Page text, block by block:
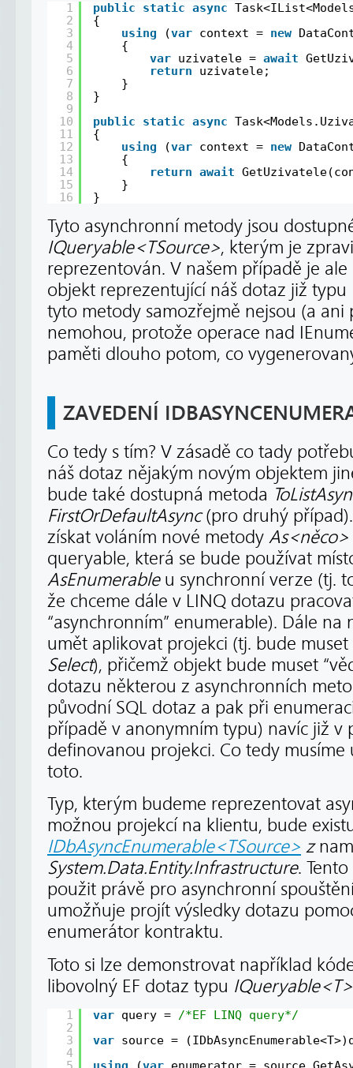
1
2
3
4
5
6
7
8
9
10
11
12
13
14
15
16
public static async
{
using
(var context = new
{
var
uzivatele = await
return
uzivatele;
}
}
public
static async
{
using
(var context = new
{
return await
}
}
Tyto asynchronní metody jsou
IQueryable<TSource>, kterým je
reprezentován. V našem případě je
objekt reprezentující náš dotaz již typu
tyto metody samozřejmě nejsou (a ani
nemohou, protože operace nad
paměti dlouho potom, co
ZAVEDENÍ
Co tedy s tím? V zásadě co tady
náš dotaz nějakým novým objektem
bude také dostupná metoda
FirstOrDefaultAsync(pro druhý
získat voláním nové metody As<něco>
queryable, která se bude používat
AsEnumerableu synchronní verze (tj.
že chceme dále v LINQ dotazu
“asynchronním” enumerable). Dále na
umět aplikovat projekci (tj. bude
Select), přičemž objekt bude muset
dotazu některou z asynchronních
původní SQL dotaz a pak při
případě v anonymním typu) navíc již v
definovanou projekci. Co tedy musíme
toto.
Typ, kterým budeme reprezentovat
možnou projekcí na klientu, bude
IDbAsyncEnumerable<TSource> z
System.Data.Entity.Infrastructure.
použit právě pro asynchronní
umožňuje projít výsledky dotazu
enumerátor kontraktu.
Toto si lze demonstrovat například
libovolný EF dotaz typu IQueryable<T>
1
2
3
4
5
var query =
/*EF LINQ query*/
var
source =
using
(var enumerator =